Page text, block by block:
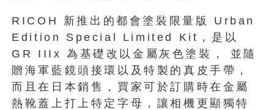
RICOH 新推出的都會塗裝限量版 Urban
Edition Special Limited Kit，是以
GR IIIx 為基礎改以金屬灰色塗裝， 並隨
贈海軍藍鏡頭接環以及特製的真皮手帶，
而且在日本銷售，買家可於訂購時在金屬
熱靴蓋上打上特定字母，讓相機更顯獨特